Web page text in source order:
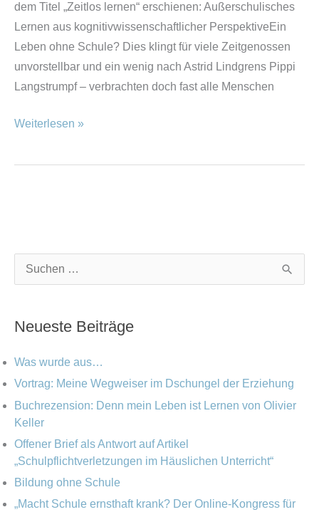
dem Titel „Zeitlos lernen“ erschienen: Außerschulisches
Lernen aus kognitivwissenschaftlicher PerspektiveEin
Leben ohne Schule? Dies klingt für viele Zeitgenossen
unvorstellbar und ein wenig nach Astrid Lindgrens Pippi
Langstrumpf – verbrachten doch fast alle Menschen
Weiterlesen »
e
n
n
a
c
Neueste Beiträge
Was wurde aus…
Vortrag: Meine Wegweiser im Dschungel der Erziehung
Buchrezension: Denn mein Leben ist Lernen von Olivier
Keller
Offener Brief als Antwort auf Artikel
„Schulpflichtverletzungen im Häuslichen Unterricht“
Bildung ohne Schule
„Macht Schule ernsthaft krank? Der Online-Kongress für
a
e
i
e
n
r
h